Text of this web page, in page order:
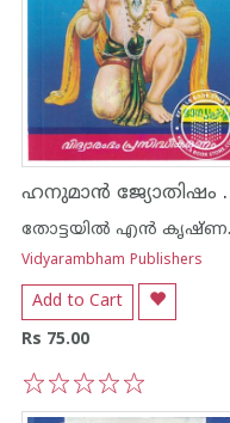
ഹനുമാന്‍
Vidyarambham Publishers
Add to Cart
Rs 75.00
5
4
3
2
1